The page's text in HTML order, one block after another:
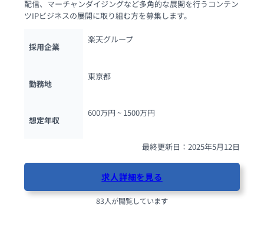
配信、マーチャンダイジングなど多角的な展開を行うコンテン
ツIPビジネスの展開に取り組む方を募集します。
採用企業
楽天グループ
勤務地
東京都
想定年収
600万円 ~ 1500万円
最終更新日：2025年5月12日
求人詳細を見る
83人が閲覧しています